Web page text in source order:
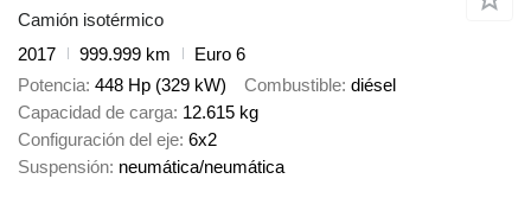
Camión isotérmico
2017
999.999 km
Euro 6
Potencia 448 Hp (329 kW) Combustible diésel
Capacidad de carga 12.615 kg
Configuración del eje 6x2
Suspensión neumática/neumática